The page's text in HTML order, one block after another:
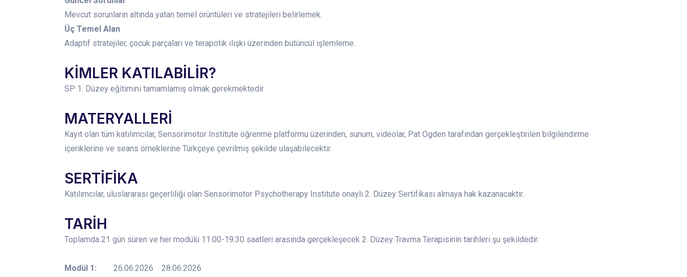
Mevcut sorunların altında yatan temel örüntüleri ve stratejileri belirlemek.
Üç Temel Alan
Adaptif stratejiler, çocuk parçaları ve terapötik ilişki üzerinden bütüncül işlemleme.
KİMLER KATILABİLİR?
SP 1. Düzey eğitimini tamamlamış olmak gerekmektedir.
MATERYALLERİ
Kayıt olan tüm katılımcılar, Sensorimotor Institute öğrenme platformu üzerinden, sunum, videolar, Pat Ogden tarafından gerçekleştirilen bilgilendirme
içeriklerine ve seans örneklerine Türkçeye çevrilmiş şekilde ulaşabilecektir.
SERTİFİKA
Katılımcılar, uluslararası geçerliliği olan Sensorimotor Psychotherapy Institute onaylı 2. Düzey Sertifikası almaya hak kazanacaktır.
TARİH
Toplamda 21 gün süren ve her modülü 11:00-19:30 saatleri arasında gerçekleşecek 2. Düzey Travma Terapisinin tarihleri şu şekildedir.
Modül 1:
26.06.2026 28.06.2026